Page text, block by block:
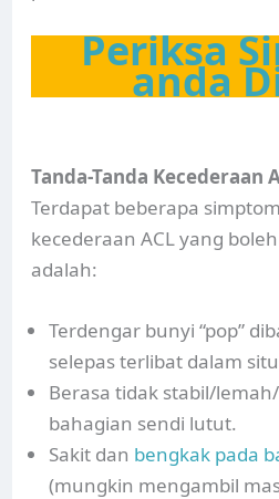
Periksa
anda
Tanda-Tanda Kecederaan
Terdapat beberapa
kecederaan ACL yang
adalah:
Terdengar bunyi “pop”
selepas terlibat dalam
Berasa tidak stabil/
bahagian sendi lutut.
Sakit dan bengkak pada
(mungkin mengambil